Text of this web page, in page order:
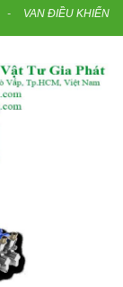
VAN ĐIỀU KHIỂN